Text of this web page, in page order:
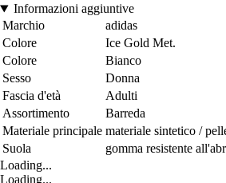
Informazioni aggiuntive
Marchio
adidas
Colore
Ice Gold Met.
Colore
Bianco
Sesso
Donna
Fascia d'età
Adulti
Assortimento
Barreda
Materiale principale materiale sintetico /
Suola
gomma resistente
Loading...
Loading...